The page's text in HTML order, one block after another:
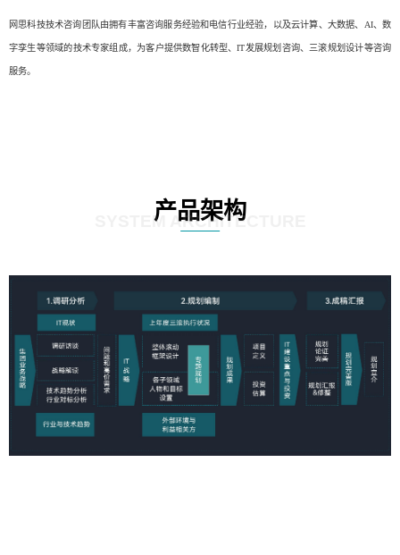
网思科技技术咨询团队由拥有丰富咨询服务经验和电信行业经验，以及云计算、大数据、AI、数
字孪生等领域的技术专家组成，为客户提供数智化转型、IT发展规划咨询、三滚规划设计等咨询
服务。
产品架构
SYSTEM ARCHITECTURE